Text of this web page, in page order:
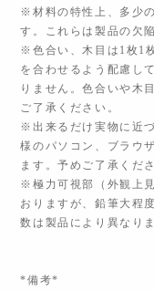
※材料の特性上、多少
す。これらは製品の欠
※色合い、木目は1枚1
を合わせるよう配慮し
りません。色合いや木
ご了承ください。
※出来るだけ実物に近
様のパソコン、ブラウ
ます。予めご了承くださ
※極力可視部（外観上
おりますが、鉛筆大程
数は製品により異なりま
*備考*